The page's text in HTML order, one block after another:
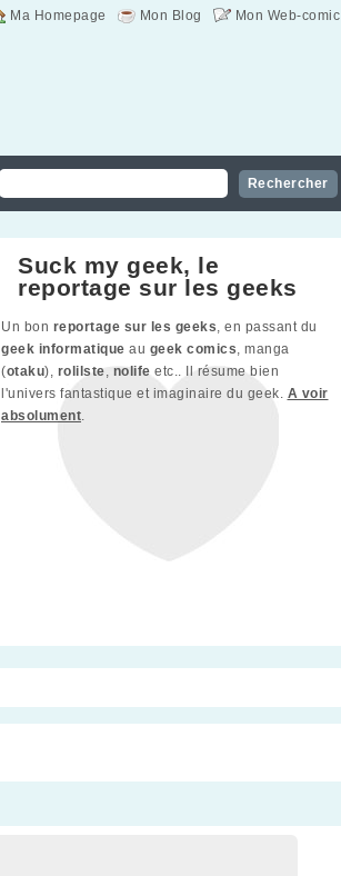
Mon Web-comic
Mon Blog
Ma Homepage
Suck my geek, le
reportage sur les geeks
Un bon reportage sur les geeks, en passant du
geek informatique au geek comics, manga
(otaku), rolilste, nolife etc.. Il résume bien
l'univers fantastique et imaginaire du geek. A voir
absolument.